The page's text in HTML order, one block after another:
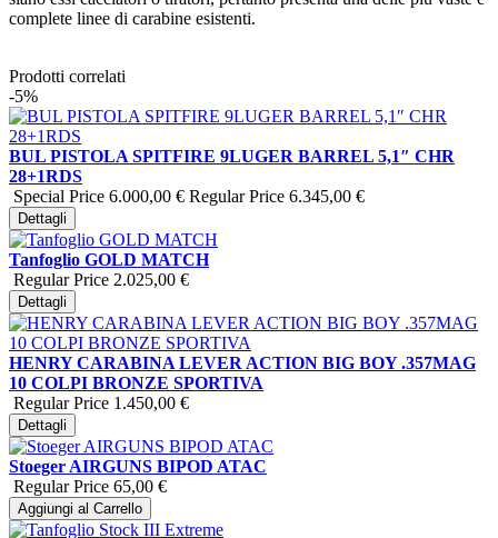
complete linee di carabine esistenti.
Prodotti correlati
-5%
BUL PISTOLA SPITFIRE 9LUGER BARREL 5,1″ CHR
28+1RDS
Special Price 6.000,00 € Regular Price 6.345,00 €
Dettagli
Tanfoglio GOLD MATCH
Regular Price 2.025,00 €
Dettagli
HENRY CARABINA LEVER ACTION BIG BOY .357MAG
10 COLPI BRONZE SPORTIVA
Regular Price 1.450,00 €
Dettagli
Stoeger AIRGUNS BIPOD ATAC
Regular Price 65,00 €
Aggiungi al Carrello